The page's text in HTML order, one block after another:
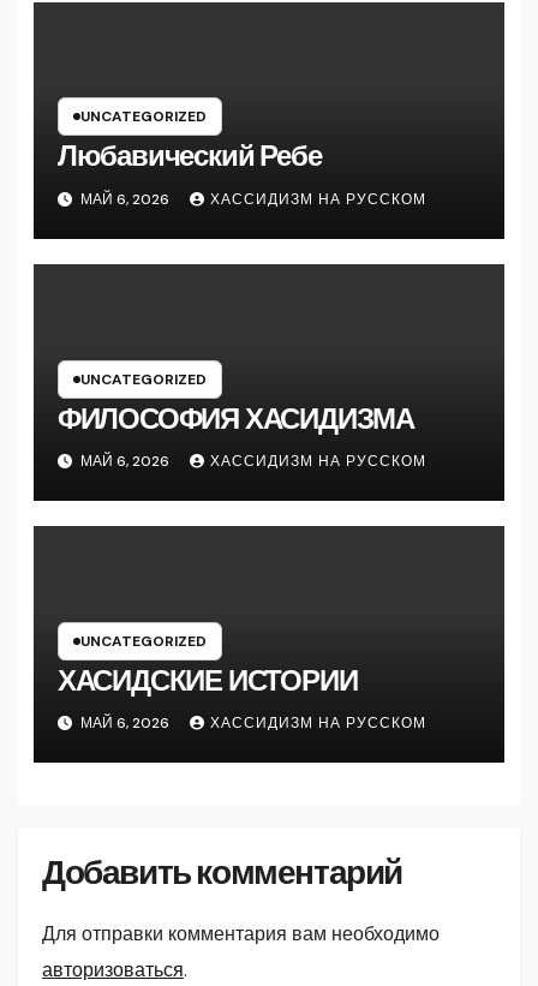
UNCATEGORIZED
Любавический Ребе
МАЙ 6, 2026 ХАССИДИЗМ НА РУССКОМ
UNCATEGORIZED
ФИЛОСОФИЯ ХАСИДИЗМА
МАЙ 6, 2026 ХАССИДИЗМ НА РУССКОМ
UNCATEGORIZED
ХАСИДСКИЕ ИСТОРИИ
МАЙ 6, 2026 ХАССИДИЗМ НА РУССКОМ
Добавить комментарий
Для отправки комментария вам необходимо
авторизоваться.